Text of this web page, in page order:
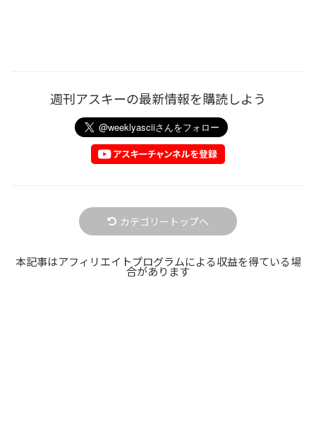
週刊アスキーの最新情報を購読しよう
カテゴリートップへ
本記事はアフィリエイトプログラムによる収益を得ている場
合があります